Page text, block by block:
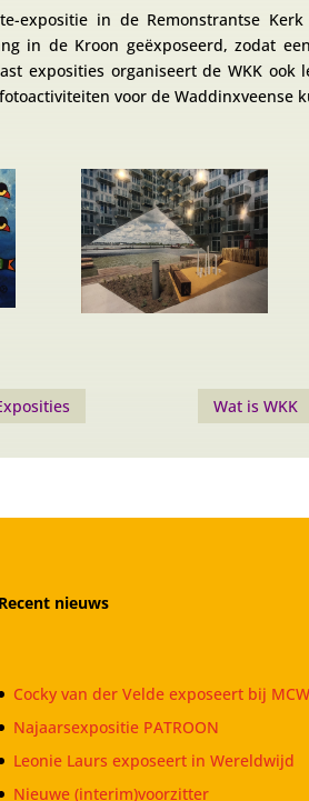
expositie in de Remonstrantse
in de Kroon geëxposeerd, zodat
exposities organiseert de WKK ook
voor de Waddinxveense
Wat is WKK
Recent nieuws
Cocky van der Velde exposeert bij MCW
Najaarsexpositie PATROON
Leonie Laurs exposeert in Wereldwijd
Nieuwe (interim)voorzitter